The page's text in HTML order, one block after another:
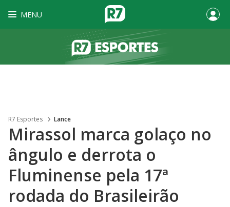
MENU
R7 Esportes Lance
Mirassol marca golaço no
ângulo e derrota o
Fluminense pela 17ª
rodada do Brasileirão